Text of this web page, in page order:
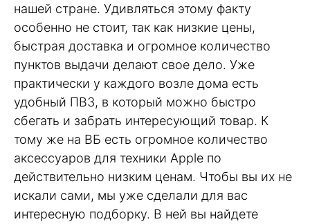
нашей стране. Удивляться этому факту
особенно не стоит, так как низкие цены,
быстрая доставка и огромное количество
пунктов выдачи делают свое дело. Уже
практически у каждого возле дома есть
удобный ПВЗ, в который можно быстро
сбегать и забрать интересующий товар. К
тому же на ВБ есть огромное количество
аксессуаров для техники Apple по
действительно низким ценам. Чтобы вы их не
искали сами, мы уже сделали для вас
интересную подборку. В ней вы найдете